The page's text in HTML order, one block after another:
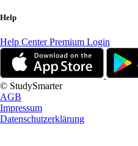
Help
Help CenterPremium Login
© StudySmarter
AGB
Impressum
Datenschutzerklärung